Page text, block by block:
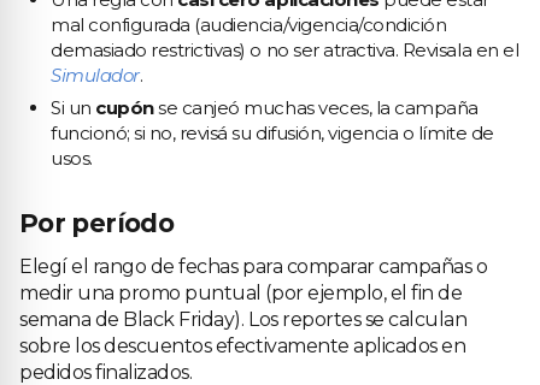
mal configurada (audiencia/vigencia/condición
demasiado restrictivas) o no ser atractiva. Revisala en el
Simulador.
Si un cupónse canjeó muchas veces, la campaña
funcionó; si no, revisá su difusión, vigencia o límite de
usos.
Por período
Elegí el rango de fechas para comparar campañas o
medir una promo puntual (por ejemplo, el fin de
semana de Black Friday). Los reportes se calculan
sobre los descuentos efectivamente aplicados en
pedidos finalizados.